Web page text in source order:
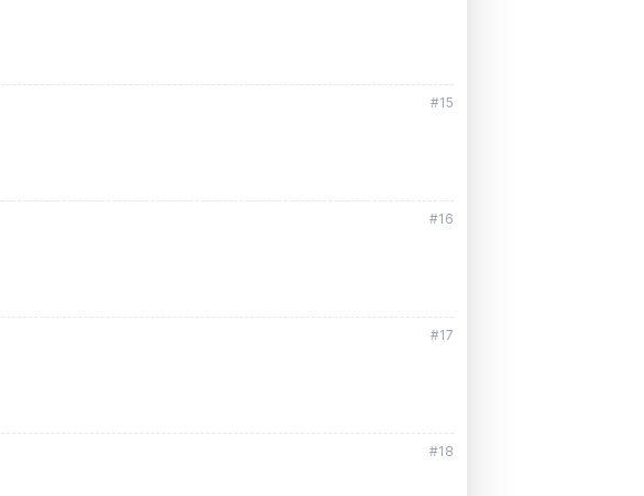
#15
#16
#17
#18